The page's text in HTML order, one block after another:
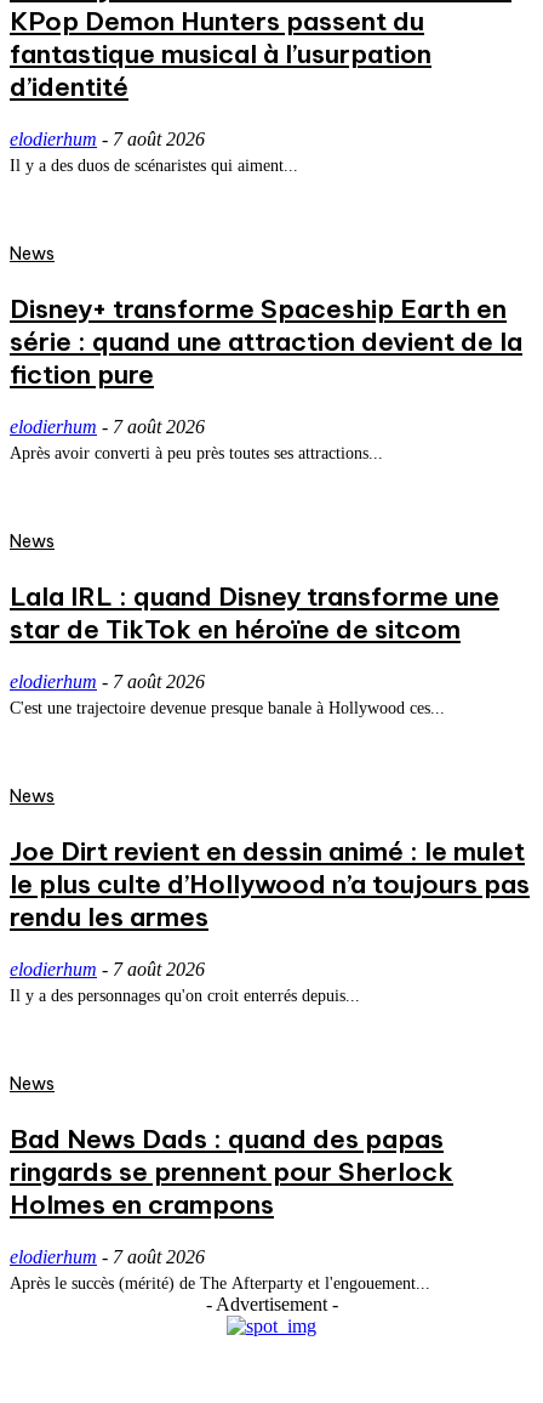
KPop Demon Hunters passent du
fantastique musical à l’usurpation
d’identité
elodierhum - 7 août 2026
Il y a des duos de scénaristes qui aiment...
News
Disney+ transforme Spaceship Earth en
série : quand une attraction devient de la
fiction pure
elodierhum - 7 août 2026
Après avoir converti à peu près toutes ses attractions...
News
Lala IRL : quand Disney transforme une
star de TikTok en héroïne de sitcom
elodierhum - 7 août 2026
C'est une trajectoire devenue presque banale à Hollywood ces...
News
Joe Dirt revient en dessin animé : le mulet
le plus culte d’Hollywood n’a toujours pas
rendu les armes
elodierhum - 7 août 2026
Il y a des personnages qu'on croit enterrés depuis...
News
Bad News Dads : quand des papas
ringards se prennent pour Sherlock
Holmes en crampons
elodierhum - 7 août 2026
Après le succès (mérité) de The Afterparty et l'engouement...
- Advertisement -